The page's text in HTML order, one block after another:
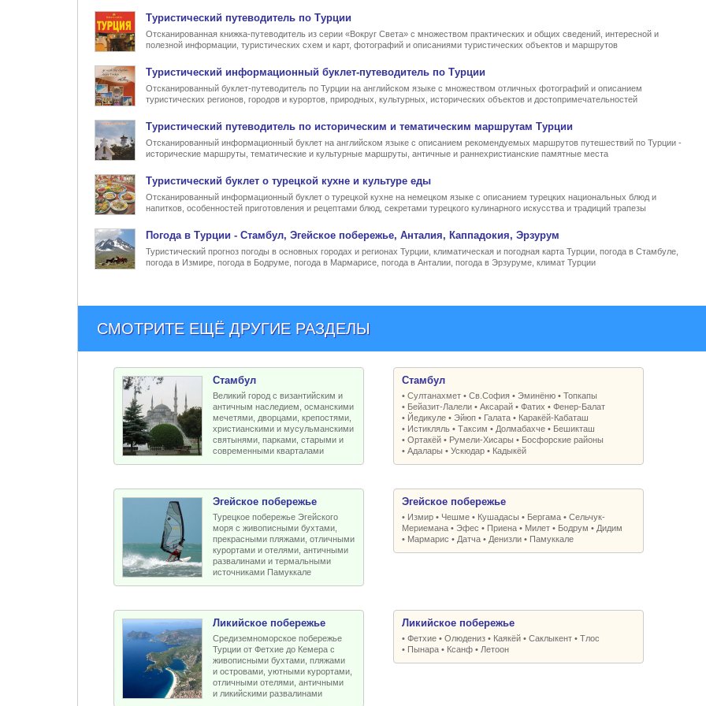
Туристический путеводитель по Турции
Отсканированная книжка-путеводитель из серии «Вокруг Света» с множеством практических и общих сведений, интересной и
полезной информации, туристических схем и карт, фотографий и описаниями туристических объектов и маршрутов
Туристический информационный буклет-путеводитель по Турции
Отсканированный буклет-путеводитель по Турции на английском языке с множеством отличных фотографий и описанием
туристических регионов, городов и курортов, природных, культурных, исторических объектов и достопримечательностей
Туристический путеводитель по историческим и тематическим маршрутам Турции
Отсканированный информационный буклет на английском языке с описанием рекомендуемых маршрутов путешествий по Турции -
исторические маршруты, тематические и культурные маршруты, античные и раннехристианские памятные места
Туристический буклет о турецкой кухнеи культуре еды
Отсканированный информационный буклет о турецкой кухне на немецком языке с описанием турецких национальных блюд и
напитков, особенностей приготовления и рецептами блюд, секретами турецкого кулинарного искусства и традиций трапезы
Погода в Турции - Стамбул, Эгейское побережье, Анталия, Каппадокия, Эрзурум
Туристический прогноз погоды в основных городах и регионах Турции, климатическая и погодная карта Турции, погода в Стамбуле,
погода в Измире, погода в Бодруме, погода в Мармарисе, погода в Анталии, погода в Эрзуруме, климат Турции
СМОТРИТЕ ЕЩЁ ДРУГИЕ РАЗДЕЛЫ
Стамбул
Великий город с византийским и
античным наследием, османскими
мечетями, дворцами, крепостями,
христианскими и мусульманскими
святынями, парками, старыми и
современными кварталами
Стамбул
• Султанахмет• Св.София• Эминёню• Топкапы
• Бейазит-Лалели• Аксарай• Фатих • Фенер-Балат
• Йедикуле• Эйюп• Галата• Каракёй-Кабаташ
• Истикляль• Таксим • Долмабахче• Бешикташ
• Ортакёй• Румели-Xисары • Босфорские районы
• Адалары • Ускюдар• Кадыкёй
Эгейское побережье
Турецкое побережье Эгейского
моря с живописными бухтами,
прекрасными пляжами, отличными
курортами и отелями, античными
развалинами и термальными
источниками Памуккале
Эгейское побережье
• Измир• Чешме• Кушадасы • Бергама• Сельчук-
Мериемана• Эфес • Приена• Милет• Бодрум • Дидим
• Мармарис • Датча• Денизли• Памуккале
Ликийское побережье
Средиземноморское побережье
Турции от Фетхие до Кемера с
живописными бухтами, пляжами
и островами, уютными курортами,
отличными отелями, античными
и ликийскими развалинами
Ликийское побережье
• Фетхие• Олюдениз• Каякёй• Саклыкент• Тлос
• Пынара• Ксанф• Летоон